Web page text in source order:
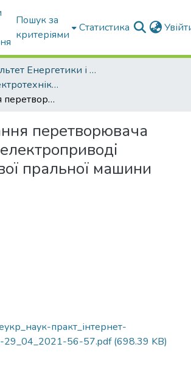
Пошук за
критеріями
Статистика
Факультет Енергетики і комп'ютерних технологій
Кафедра Електротехніки і електромеханіки ім. проф. В.В. Овчарова
Застосування перетворювача частоти в електроприводі промислової пральної машини
перетворювача
пральної машини
практ_інтернет-
29_04_2021-56-57.pdf(698.39 KB)